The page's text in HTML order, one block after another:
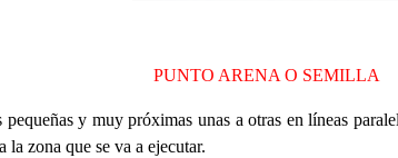
PUNTO ARENA O SEMILLA
pequeñas y muy próximas unas a otras en líneas
la zona que se va a ejecutar.